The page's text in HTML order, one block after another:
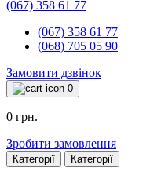
(067) 358 61 77
(067) 358 61 77
(068) 705 05 90
Замовити дзвінок
0
0 грн.
Зробити замовлення
Категорії Категорії